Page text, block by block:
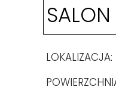
LOKALIZACJA: